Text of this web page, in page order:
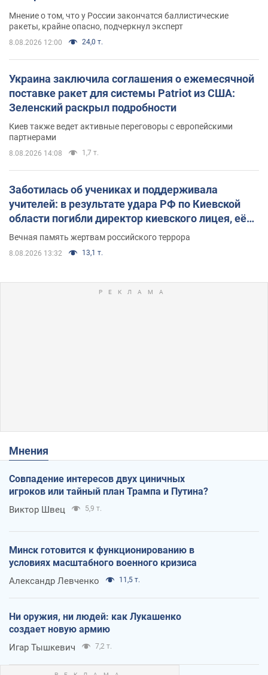
Мнение о том, что у России закончатся баллистические
ракеты, крайне опасно, подчеркнул эксперт
8.08.2026 12:00 24,0 т.
Украина заключила соглашения о ежемесячной
поставке ракет для системы Patriot из США:
Зеленский раскрыл подробности
Киев также ведет активные переговоры с европейскими
партнерами
8.08.2026 14:08 1,7 т.
Заботилась об учениках и поддерживала
учителей: в результате удара РФ по Киевской
области погибли директор киевского лицея, её
муж и внук
Вечная память жертвам российского террора
8.08.2026 13:32 13,1 т.
Мнения
Совпадение интересов двух циничных
игроков или тайный план Трампа и Путина?
Виктор Швец 5,9 т.
Минск готовится к функционированию в
условиях масштабного военного кризиса
Александр Левченко 11,5 т.
Ни оружия, ни людей: как Лукашенко
создает новую армию
Игар Тышкевич 7,2 т.